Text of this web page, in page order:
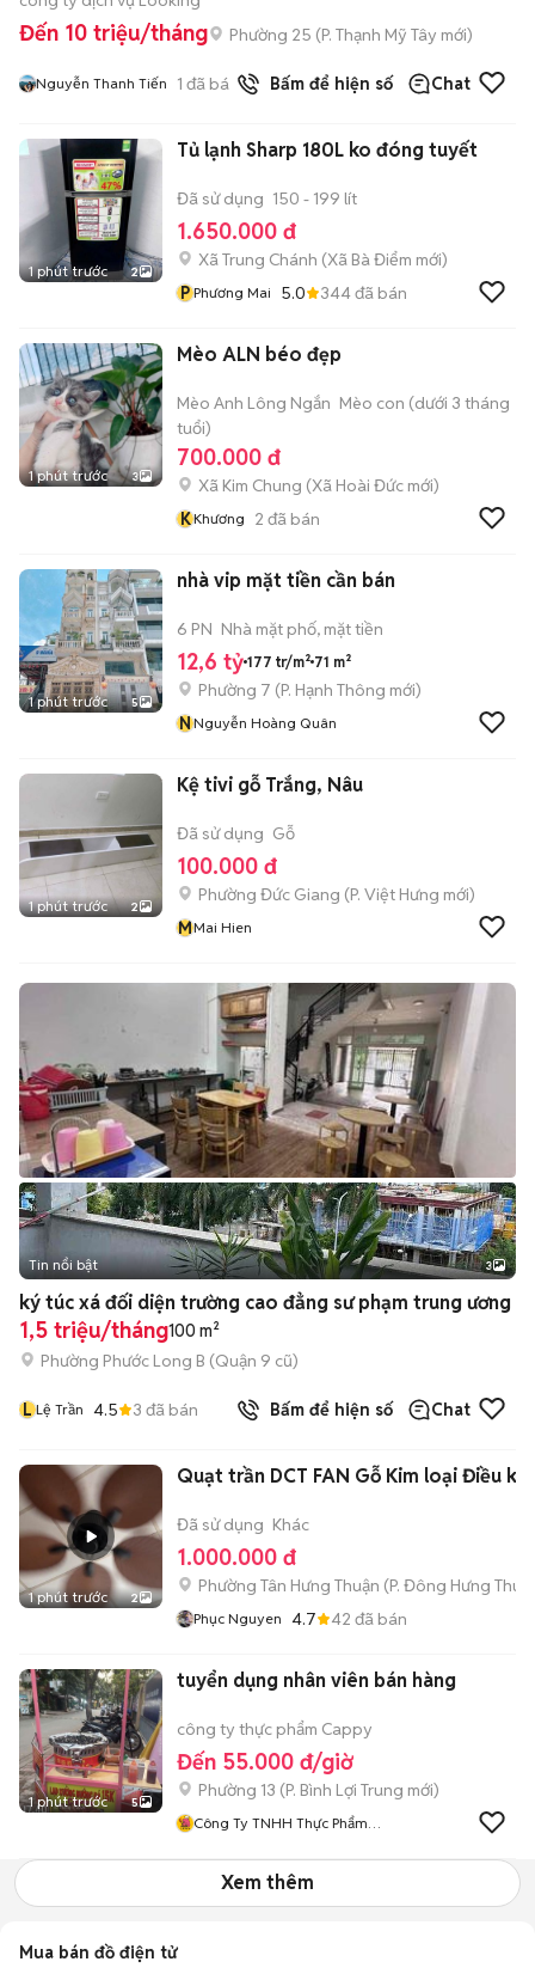
Đến 10 triệu/tháng Phường 25 (P. Thạnh Mỹ Tây mới)
Nguyễn Thanh Tiến 1 đã bán Bấm để hiện số Chat
1 phút trước 2
Tủ lạnh Sharp 180L ko đóng tuyết
Đã sử dụng 150 - 199 lít
1.650.000 đ
Xã Trung Chánh (Xã Bà Điểm mới)
P Phương Mai 5.0 344đã bán
1 phút trước 3
Mèo ALN béo đẹp
Mèo Anh Lông Ngắn Mèo con (dưới 3 tháng
tuổi)
700.000 đ
Xã Kim Chung (Xã Hoài Đức mới)
KKhương 2 đã bán
1 phút trước 5
nhà vip mặt tiền cần bán
6 PN Nhà mặt phố, mặt tiền
12,6 tỷ 177 tr/m² 71 m²
Phường 7 (P. Hạnh Thông mới)
NNguyễn Hoàng Quân
1 phút trước 2
Kệ tivi gỗ Trắng, Nâu
Đã sử dụng Gỗ
100.000 đ
Phường Đức Giang (P. Việt Hưng mới)
MMai Hien
Tin nổi bật 3
ký túc xá đối diện trường cao đẳng sư phạm trung ương
1,5 triệu/tháng100 m²
Phường Phước Long B (Quận 9 cũ)
L Lệ Trần 4.5 3 đã bán Bấm để hiện số Chat
1 phút trước 2
Quạt trần DCT FAN Gỗ Kim loại Điều
Đã sử dụng Khác
1.000.000 đ
Phường Tân Hưng Thuận (P. Đông Hưng
Phục Nguyen 4.7 42 đã bán
1 phút trước 5
tuyển dụng nhân viên bán hàng
công ty thực phẩm Cappy
Đến 55.000 đ/giờ
Phường 13 (P. Bình Lợi Trung mới)
Công Ty TNHH Thực Phẩm
Xem thêm
Mua bán đồ điện tử